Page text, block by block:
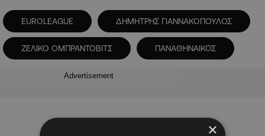
EUROLEAGUE ΔΗΜΗΤΡΗΣ ΓΙΑΝΝΑΚΟΠΟΥΛΟΣ
ΖΕΛΙΚΟ ΟΜΠΡΑΝΤΟΒΙΤΣ ΠΑΝΑΘΗΝΑΙΚΟΣ
Advertisement
×